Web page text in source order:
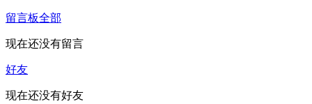
留言板全部
现在还没有留言
好友
现在还没有好友